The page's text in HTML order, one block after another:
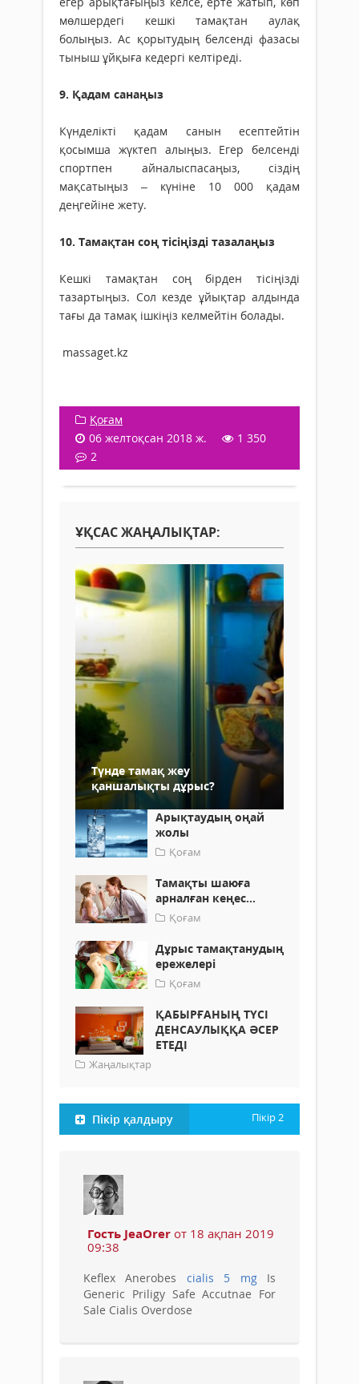
мөлшердегі кешкі тамақтан аулақ
болыңыз. Ас қорытудың белсенді фазасы
тыныш ұйқыға кедергі келтіреді.
9. Қадам санаңыз
Күнделікті қадам санын есептейтін
қосымша жүктеп алыңыз. Егер белсенді
спортпен айналыспасаңыз, сіздің
мақсатыңыз – күніне 10 000 қадам
деңгейіне жету.
10. Тамақтан соң тісіңізді тазалаңыз
Кешкі тамақтан соң бірден тісіңізді
тазартыңыз. Сол кезде ұйықтар алдында
тағы да тамақ ішкіңіз келмейтін болады.
massaget.kz
Қоғам
06 желтоқсан 2018 ж.
1 350
2
ҰҚСАС ЖАҢАЛЫҚТАР:
Түнде тамақ жеу
қаншалықты дұрыс?
Арықтаудың оңай
жолы
Қоғам
Тамақты шаюға
арналған кеңес...
Қоғам
Дұрыс тамақтанудың
ережелері
Қоғам
ҚАБЫРҒАНЫҢ ТҮСІ
ДЕНСАУЛЫҚҚА ӘСЕР
ЕТЕДІ
Жаңалықтар
Пікір қалдыру Пікір2
Гость JeaOrer от 18 ақпан 2019
09:38
Keflex Anerobes cialis 5 mgIs
Generic Priligy Safe Accutnae For
Sale Cialis Overdose